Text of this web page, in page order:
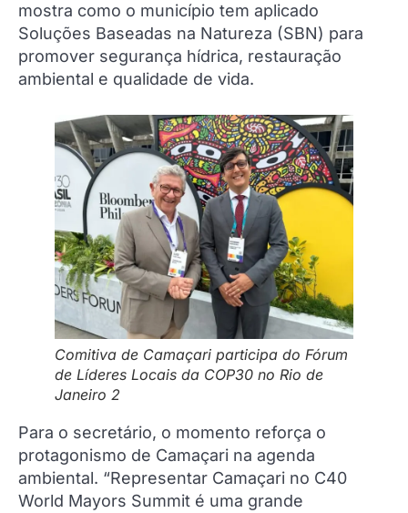
mostra como o município tem aplicado
Soluções Baseadas na Natureza (SBN) para
promover segurança hídrica, restauração
ambiental e qualidade de vida.
Comitiva de Camaçari participa do Fórum
de Líderes Locais da COP30 no Rio de
Janeiro 2
Para o secretário, o momento reforça o
protagonismo de Camaçari na agenda
ambiental. “Representar Camaçari no C40
World Mayors Summit é uma grande